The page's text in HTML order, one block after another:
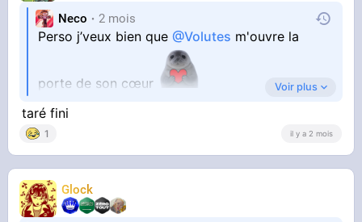
Neco 2 mois
Perso j’veux bien que@Volutes m'ouvre la
porte de son cœur Voir plus
taré fini
1 il y a 2 mois
Glock